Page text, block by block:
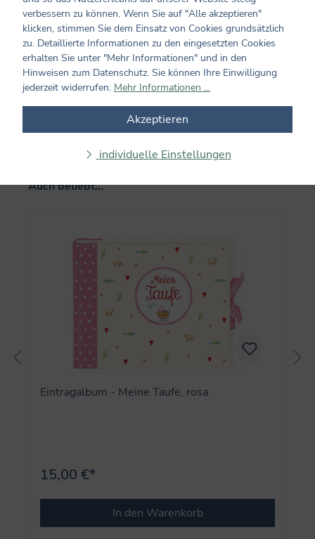
Bewertung schreiben
Bewertungen nur in der aktuellen Sprache anzeigen.
Keine Bewertungen gefunden. Teilen Sie Ihre
Produktgalerie überspringen
Auch beliebt...
Eintragalbum - Meine Taufe, rosa
15,00 €*
In den Warenkorb
verbessern zu können. Wenn Sie auf "Alle akzeptieren"
klicken, stimmen Sie dem Einsatz von Cookies grundsätzlich
zu. Detaillierte Informationen zu den eingesetzten Cookies
erhalten Sie unter "Mehr Informationen" und in den
Hinweisen zum Datenschutz. Sie können Ihre Einwilligung
jederzeit widerrufen. Mehr Informationen ...
Akzeptieren
individuelle Einstellungen